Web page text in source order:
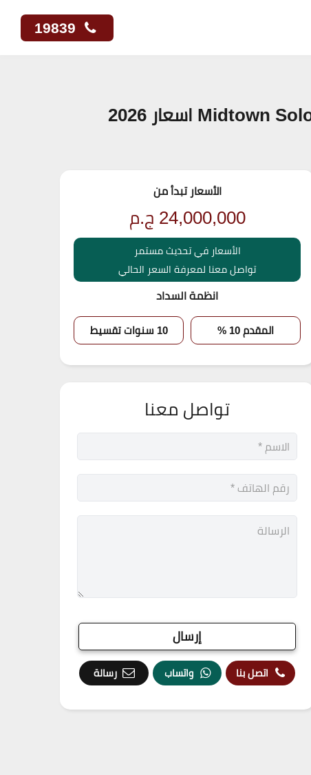
الأسعار تبدأ من
24,000,000ج.م
الأسعار في تحديث مستمر
تواصل معنا لمعرفة السعر الحالي
انظمة السداد
المقدم 10 % 10 سنوات تقسيط
تواصل معنا
اتصل بنا واتساب رسالة